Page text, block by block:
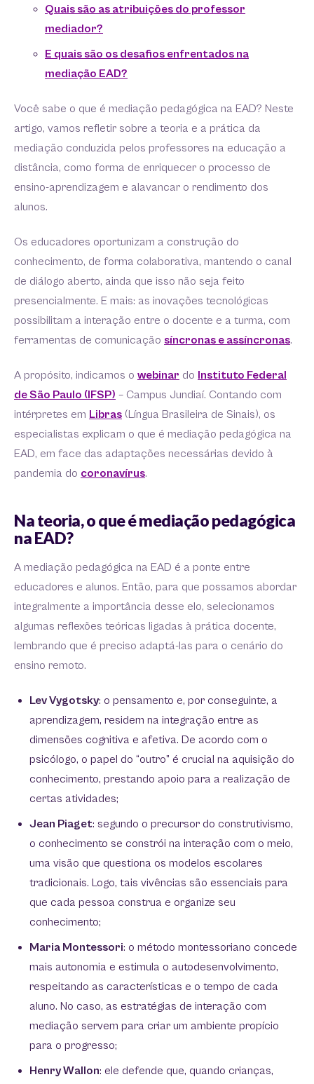
Quais são as atribuições do professor
mediador?
E quais são os desafios enfrentados na
mediação EAD?
Você sabe o que é mediação pedagógica na EAD? Neste
artigo, vamos refletir sobre a teoria e a prática da
mediação conduzida pelos professores na educação a
distância, como forma de enriquecer o processo de
ensino-aprendizagem e alavancar o rendimento dos
alunos.
Os educadores oportunizam a construção do
conhecimento, de forma colaborativa, mantendo o canal
de diálogo aberto, ainda que isso não seja feito
presencialmente. E mais: as inovações tecnológicas
possibilitam a interação entre o docente e a turma, com
ferramentas de comunicação síncronas e assíncronas.
A propósito, indicamos o webinar do Instituto Federal
de São Paulo (IFSP) – Campus Jundiaí. Contando com
intérpretes em Libras (Língua Brasileira de Sinais), os
especialistas explicam o que é mediação pedagógica na
EAD, em face das adaptações necessárias devido à
pandemia do coronavírus.
Na teoria, o que é mediação pedagógica
na EAD?
A mediação pedagógica na EAD é a ponte entre
educadores e alunos. Então, para que possamos abordar
integralmente a importância desse elo, selecionamos
algumas reflexões teóricas ligadas à prática docente,
lembrando que é preciso adaptá-las para o cenário do
ensino remoto.
Lev Vygotsky: o pensamento e, por conseguinte, a
aprendizagem, residem na integração entre as
dimensões cognitiva e afetiva. De acordo com o
psicólogo, o papel do “outro” é crucial na aquisição do
conhecimento, prestando apoio para a realização de
certas atividades;
Jean Piaget: segundo o precursor do construtivismo,
o conhecimento se constrói na interação com o meio,
uma visão que questiona os modelos escolares
tradicionais. Logo, tais vivências são essenciais para
que cada pessoa construa e organize seu
conhecimento;
Maria Montessori: o método montessoriano concede
mais autonomia e estimula o autodesenvolvimento,
respeitando as características e o tempo de cada
aluno. No caso, as estratégias de interação com
mediação servem para criar um ambiente propício
para o progresso;
Henry Wallon: ele defende que, quando crianças,